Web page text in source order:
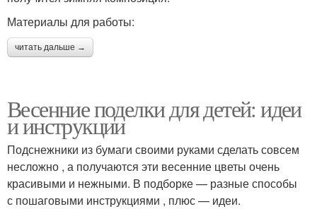
Материалы для работы:
читать дальше →
Весенние поделки для детей: идеи
и инструкции
Подснежники из бумаги своими руками сделать совсем
несложно , а получаются эти весенние цветы очень
красивыми и нежными. В подборке — разные способы
с пошаговыми инструкциями , плюс — идеи.